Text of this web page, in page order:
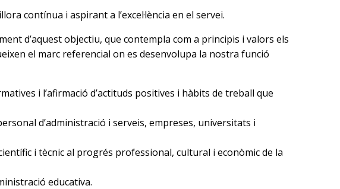
contínua i aspirant a l’excel·lència en el servei.
d’aquest objectiu, que contempla com a principis i valors els
el marc referencial on es desenvolupa la nostra funció
i l’afirmació d’actituds positives i hàbits de treball que
d’administració i serveis, empreses, universitats i
i tècnic al progrés professional, cultural i econòmic de la
educativa.